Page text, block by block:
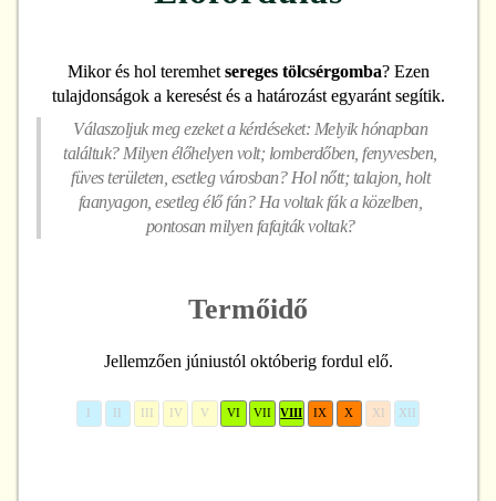
Mikor és hol teremhet sereges tölcsérgomba? Ezen
tulajdonságok a keresést és a határozást egyaránt segítik.
Válaszoljuk meg ezeket a kérdéseket: Melyik hónapban
találtuk? Milyen élőhelyen volt; lomberdőben, fenyvesben,
füves területen, esetleg városban? Hol nőtt; talajon, holt
faanyagon, esetleg élő fán? Ha voltak fák a közelben,
pontosan milyen fafajták voltak?
Termőidő
Jellemzően júniustól októberig fordul elő.
IV V VI VII VIII IX X XI XII